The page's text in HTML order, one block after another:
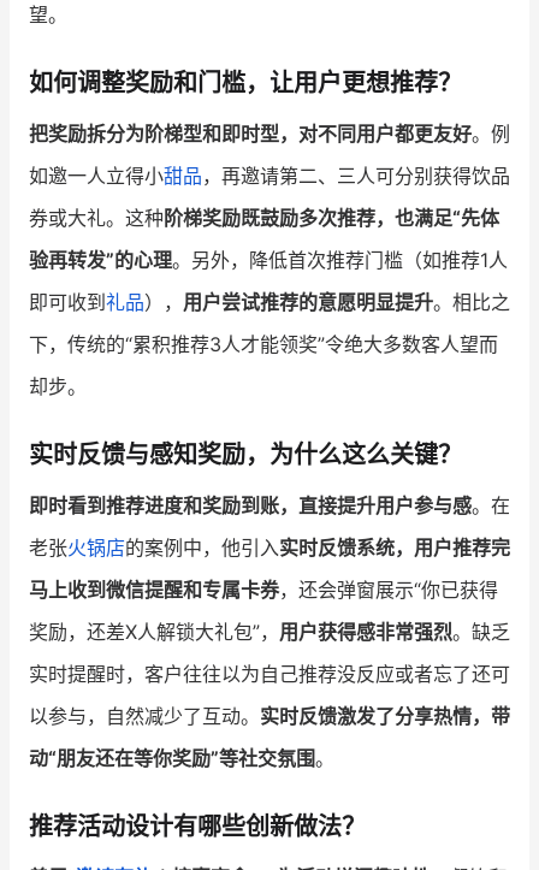
望。
如何调整奖励和门槛，让用户更想推荐？
把奖励拆分为阶梯型和即时型，对不同用户都更友好。例
如邀一人立得小甜品，再邀请第二、三人可分别获得饮品
券或大礼。这种阶梯奖励既鼓励多次推荐，也满足“先体
验再转发”的心理。另外，降低首次推荐门槛（如推荐1人
即可收到礼品）， 用户尝试推荐的意愿明显提升。相比之
下，传统的“累积推荐3人才能领奖”令绝大多数客人望而
却步。
实时反馈与感知奖励，为什么这么关键？
即时看到推荐进度和奖励到账，直接提升用户参与感。在
老张火锅店的案例中，他引入实时反馈系统，用户推荐完
马上收到微信提醒和专属卡券，还会弹窗展示“你已获得
奖励，还差X人解锁大礼包”， 用户获得感非常强烈。缺乏
实时提醒时，客户往往以为自己推荐没反应或者忘了还可
以参与，自然减少了互动。 实时反馈激发了分享热情，带
动“朋友还在等你奖励”等社交氛围。
推荐活动设计有哪些创新做法？